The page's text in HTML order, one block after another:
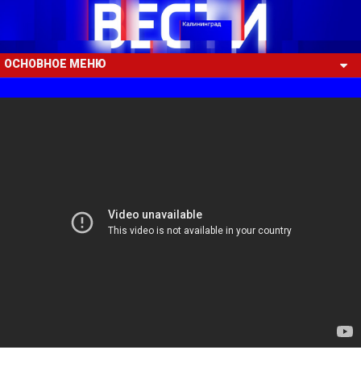
ОСНОВНОЕ МЕНЮ